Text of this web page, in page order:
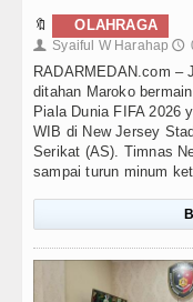
🔖 OLAHRAGA
👤 Syaiful W Harahap 🕔
RADARMEDAN.com –
ditahan Maroko
Piala Dunia FIFA 2026
WIB di New Jersey
Serikat (AS). Timnas
sampai turun minum